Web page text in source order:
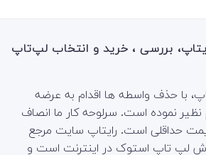
بررسی ، خرید و انتخاب لپ‌تاپ
با حذف واسطه ها اقدام به عرضه
نظیر نموده است. سرلوحه کار ما انصاف
حداقلی است. رایتاپ سایت مرجع
لپ تاپ استوک در اینترنت است و